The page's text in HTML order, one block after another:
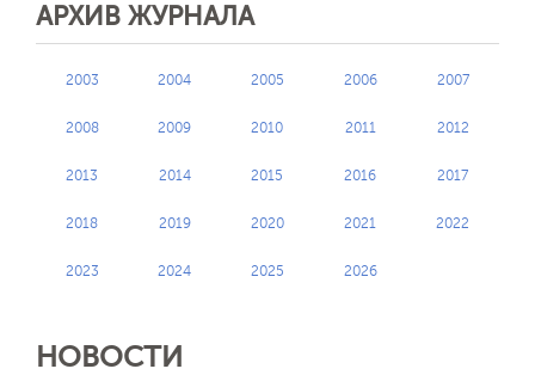
АРХИВ ЖУРНАЛА
2003 2004 2005 2006 2007
2008 2009 2010 2011 2012
2013 2014 2015 2016 2017
2018 2019 2020 2021 2022
2023 2024 2025 2026
НОВОСТИ